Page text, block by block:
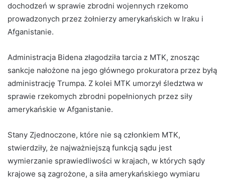
dochodzeń w sprawie zbrodni wojennych rzekomo
prowadzonych przez żołnierzy amerykańskich w Iraku i
Afganistanie.
Administracja Bidena złagodziła tarcia z MTK, znosząc
sankcje nałożone na jego głównego prokuratora przez byłą
administrację Trumpa. Z kolei MTK umorzył śledztwa w
sprawie rzekomych zbrodni popełnionych przez siły
amerykańskie w Afganistanie.
Stany Zjednoczone, które nie są członkiem MTK,
stwierdziły, że najważniejszą funkcją sądu jest
wymierzanie sprawiedliwości w krajach, w których sądy
krajowe są zagrożone, a siła amerykańskiego wymiaru